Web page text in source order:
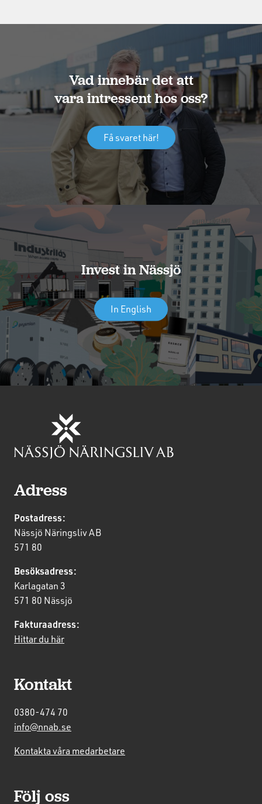
Vad innebär det att
vara intressent hos oss?
Få svaret här!
Invest in Nässjö
In English
Adress
Postadress:
Nässjö Näringsliv AB
571 80
Besöksadress:
Karlagatan 3
571 80 Nässjö
Fakturaadress:
Hittar du här
Kontakt
0380-474 70
info@nnab.se
Kontakta våra medarbetare
Följ oss